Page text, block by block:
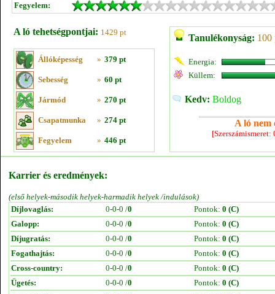
Fegyelem:
A ló tehetségpontjai: 1429 pt
Állóképesség » 379 pt
Sebesség » 60 pt
Jármód » 270 pt
Csapatmunka » 274 pt
Fegyelem » 446 pt
Tanulékonyság: 100
Energia:
Küllem:
Kedv: Boldog
A ló nem
Karrier és eredmények:
(első helyek-második helyek-harmadik helyek /indulások)
Díjlovaglás:
0-0-0 /0 Pontok: 0 (C)
Galopp:
0-0-0 /0 Pontok: 0 (C)
Díjugratás:
0-0-0 /0 Pontok: 0 (C)
Fogathajtás:
0-0-0 /0 Pontok: 0 (C)
Cross-country:
0-0-0 /0 Pontok: 0 (C)
Ügetés:
0-0-0 /0 Pontok: 0 (C)